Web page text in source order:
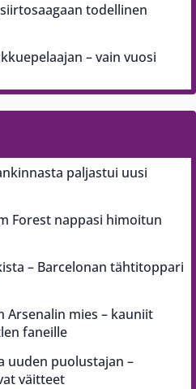
todellinen
– vain vuosi
paljastui uusi
Forest nappasi himoitun
– Barcelonan tähtitoppari
Arsenalin mies – kauniit
faneille
uuden puolustajan –
väitteet